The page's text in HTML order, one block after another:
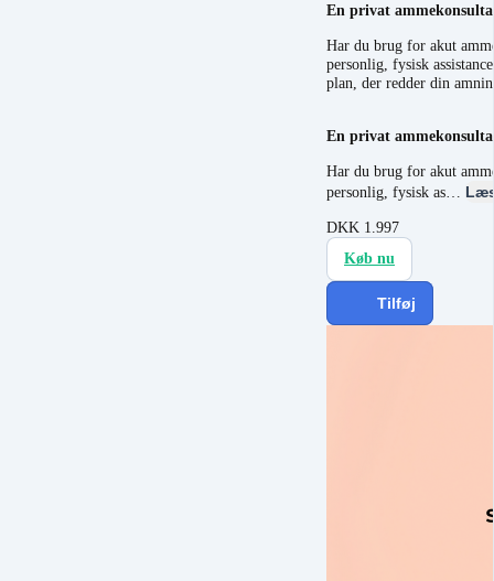
En privat
Har du brug for akut
personlig, fysisk
plan, der redder din
En privat
Har du brug for akut
personlig, fysisk as…
DKK 1.997
Køb nu
Tilføj